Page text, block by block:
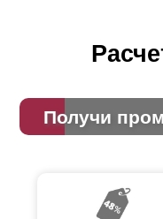
Получи